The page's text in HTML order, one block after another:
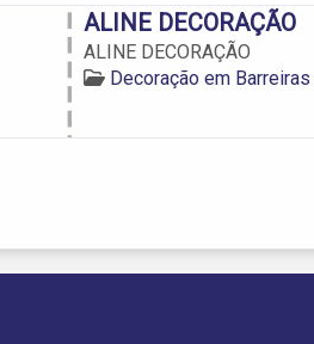
ALINE DECORAÇÃO
ALINE DECORAÇÃO
Decoração em Barreiras